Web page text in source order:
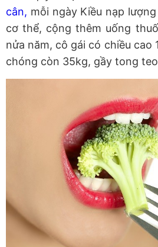
cân, mỗi ngày Kiều nạp
cơ thể, cộng thêm uống
nửa năm, cô gái có chiều cao
chóng còn 35kg, gầy tong